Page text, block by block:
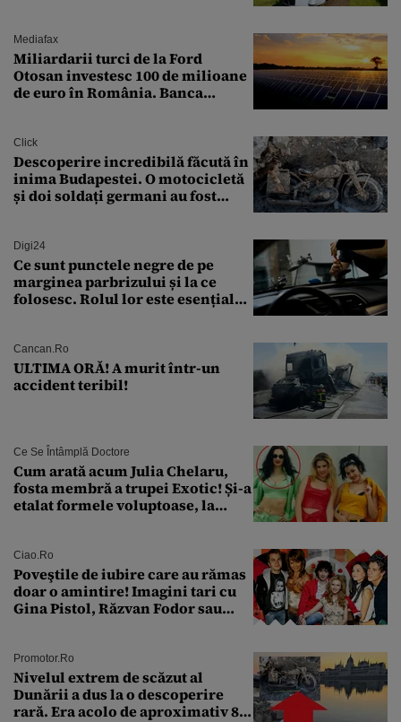
Mediafax
Miliardarii turci de la Ford
Otosan investesc 100 de milioane
de euro în România. Banca
Click
Descoperire incredibilă făcută în
inima Budapestei. O motocicletă
și doi soldați germani au fost
Digi24
Ce sunt punctele negre de pe
marginea parbrizului și la ce
folosesc. Rolul lor este esențial
Cancan.ro
ULTIMA ORĂ! A murit într-un
accident teribil!
Ce Se Întâmplă Doctore
Cum arată acum Julia Chelaru,
fosta membră a trupei Exotic! Și-a
etalat formele voluptoase, la
Ciao.ro
Poveştile de iubire care au rămas
doar o amintire! Imagini tari cu
Gina Pistol, Răzvan Fodor sau
Promotor.ro
Nivelul extrem de scăzut al
Dunării a dus la o descoperire
rară. Era acolo de aproximativ 80